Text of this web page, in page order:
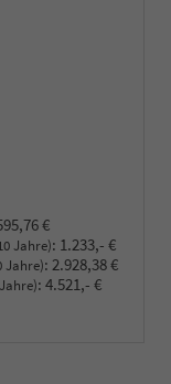
€
Jahre): 1.233,- €
Jahre): 2.928,38 €
: 4.521,- €